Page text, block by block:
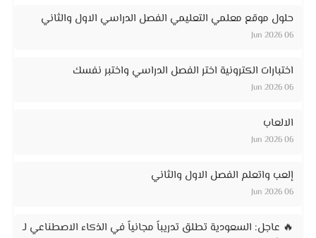
حلول موقع معلمي التعليمي الفصل الدراسي الاول والثاني
06 Jun 2026
اختبارات الكترونية اختر الفصل الدراسي واختبر نفسك
06 Jun 2026
الالعاب
06 Jun 2026
إلعب واتعلم الفصل الاول والثاني
06 Jun 2026
🔥 عاجل: السعودية تطلق تدريباً مجانياً في الذكاء الاصطناعي لـ